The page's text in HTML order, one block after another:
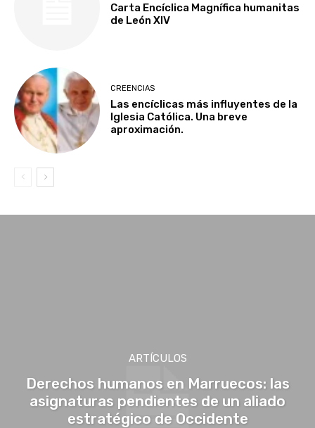
Carta Encíclica Magnífica humanitas
de León XIV
CREENCIAS
Las encíclicas más influyentes de la
Iglesia Católica. Una breve
aproximación.
ARTÍCULOS
Derechos humanos en Marruecos: las
asignaturas pendientes de un aliado
estratégico de Occidente